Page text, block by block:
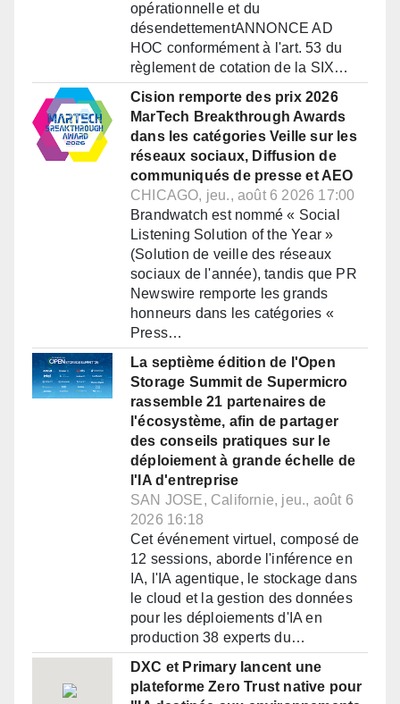
opérationnelle et du
désendettementANNONCE AD
HOC conformément à l'art. 53 du
règlement de cotation de la SIX…
Cision remporte des prix 2026
MarTech Breakthrough Awards
dans les catégories Veille sur les
réseaux sociaux, Diffusion de
communiqués de presse et AEO
CHICAGO, jeu., août 6 2026 17:00
Brandwatch est nommé « Social
Listening Solution of the Year »
(Solution de veille des réseaux
sociaux de l'année), tandis que PR
Newswire remporte les grands
honneurs dans les catégories «
Press…
La septième édition de l'Open
Storage Summit de Supermicro
rassemble 21 partenaires de
l'écosystème, afin de partager
des conseils pratiques sur le
déploiement à grande échelle de
l'IA d'entreprise
SAN JOSE, Californie, jeu., août 6
2026 16:18
Cet événement virtuel, composé de
12 sessions, aborde l'inférence en
IA, l'IA agentique, le stockage dans
le cloud et la gestion des données
pour les déploiements d'IA en
production 38 experts du…
DXC et Primary lancent une
plateforme Zero Trust native pour